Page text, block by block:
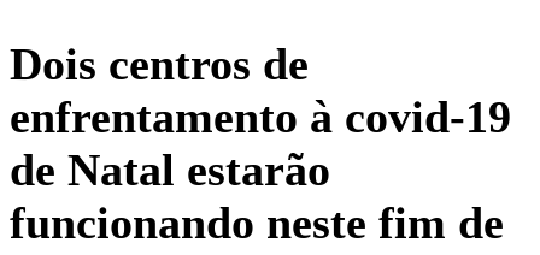
Dois centros de
enfrentamento à covid-19
de Natal estarão
funcionando neste fim de